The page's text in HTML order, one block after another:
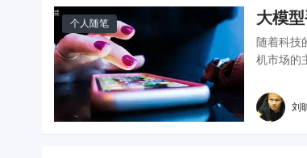
个人随笔 大模
随着科技
机市场的
刘